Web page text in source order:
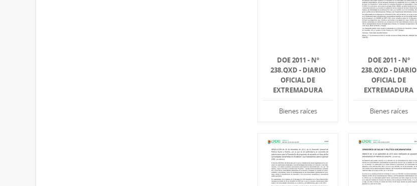
DOE 2011 - Nº
238.QXD - DIARIO
OFICIAL DE
EXTREMADURA
Bienes raíces
DOE 2011 - Nº
238.QXD - DIARIO
OFICIAL DE
EXTREMADURA
Bienes raíces